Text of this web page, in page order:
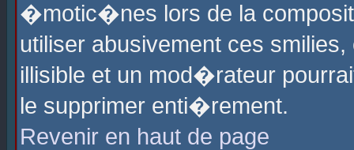
�motic�nes lors de la
utiliser abusivement ces
illisible et un mod�rateur
le supprimer enti�rement.
Revenir en haut de page